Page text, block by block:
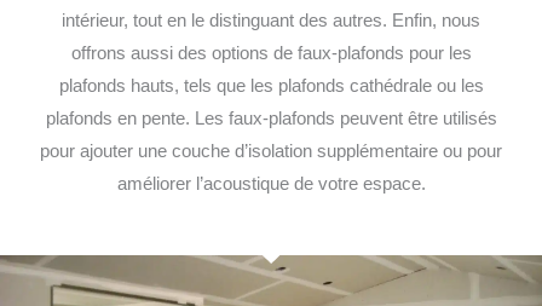
intérieur, tout en le distinguant des autres. Enfin, nous
offrons aussi des options de faux-plafonds pour les
plafonds hauts, tels que les plafonds cathédrale ou les
plafonds en pente. Les faux-plafonds peuvent être utilisés
pour ajouter une couche d’isolation supplémentaire ou pour
améliorer l’acoustique de votre espace.